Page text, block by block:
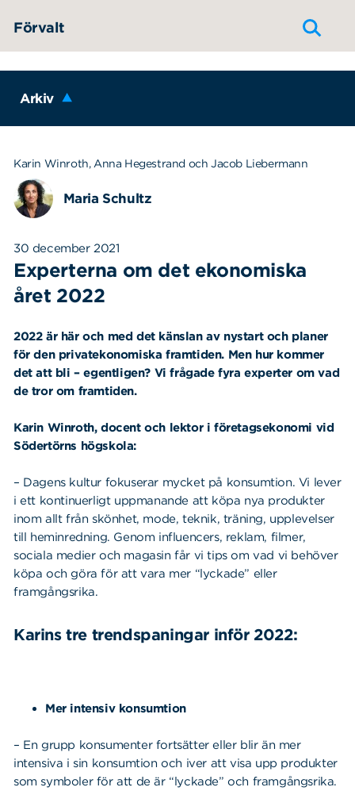
Förvalt
Arkiv
Karin Winroth, Anna Hegestrand och Jacob Liebermann
Maria Schultz
30 december 2021
Experterna om det ekonomiska
året 2022
2022 är här och med det känslan av nystart och planer
för den privatekonomiska framtiden. Men hur kommer
det att bli – egentligen? Vi frågade fyra experter om vad
de tror om framtiden.
Karin Winroth, docent och lektor i företagsekonomi vid
Södertörns högskola:
– Dagens kultur fokuserar mycket på konsumtion. Vi lever
i ett kontinuerligt uppmanande att köpa nya produkter
inom allt från skönhet, mode, teknik, träning, upplevelser
till heminredning. Genom influencers, reklam, filmer,
sociala medier och magasin får vi tips om vad vi behöver
köpa och göra för att vara mer “lyckade” eller
framgångsrika.
Karins tre trendspaningar inför 2022:
Mer intensiv konsumtion
– En grupp konsumenter fortsätter eller blir än mer
intensiva i sin konsumtion och iver att visa upp produkter
som symboler för att de är “lyckade” och framgångsrika.